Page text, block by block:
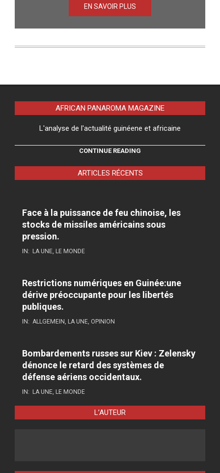
EN SAVOIR PLUS
AFRICAN PANAROMA MAGAZINE
L'analyse de l'actualité guinéene et africaine
CONTINUE READING
ARTICLES RÉCENTS
Face à la puissance de feu chinoise, les
stocks de missiles américains sous
pression.
IN: LA UNE, LE MONDE
Restrictions numériques en Guinée:une
dérive préoccupante pour les libertés
publiques.
IN: ALLGEMEIN, LA UNE, OPINION
Bombardements russes sur Kiev : Zelensky
dénonce le retard des systèmes de
défense aériens occidentaux.
IN: LA UNE, LE MONDE
L’AUTEUR